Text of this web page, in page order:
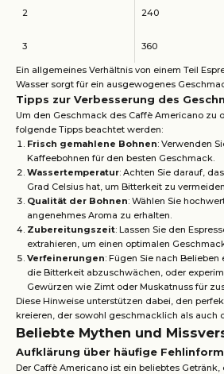
2 240
3 360
Ein allgemeines Verhältnis von einem Teil
Wasser sorgt für ein ausgewogenes
Tipps zur Verbesserung des
Um den Geschmack des Caffè Americano zu
folgende Tipps beachtet werden:
Frisch gemahlene Bohnen: Verwenden
Kaffeebohnen für den besten Geschmack.
Wassertemperatur: Achten Sie darauf,
Grad Celsius hat, um Bitterkeit zu
Qualität der Bohnen: Wählen Sie
angenehmes Aroma zu erhalten.
Zubereitungszeit: Lassen Sie den
extrahieren, um einen optimalen
Verfeinerungen: Fügen Sie nach Belieben
die Bitterkeit abzuschwächen, oder
Gewürzen wie Zimt oder Muskatnuss für
Diese Hinweise unterstützen dabei, den
kreieren, der sowohl geschmacklich als auch
Beliebte Mythen und
Aufklärung über häufige
Der Caffè Americano ist ein beliebtes Getränk,